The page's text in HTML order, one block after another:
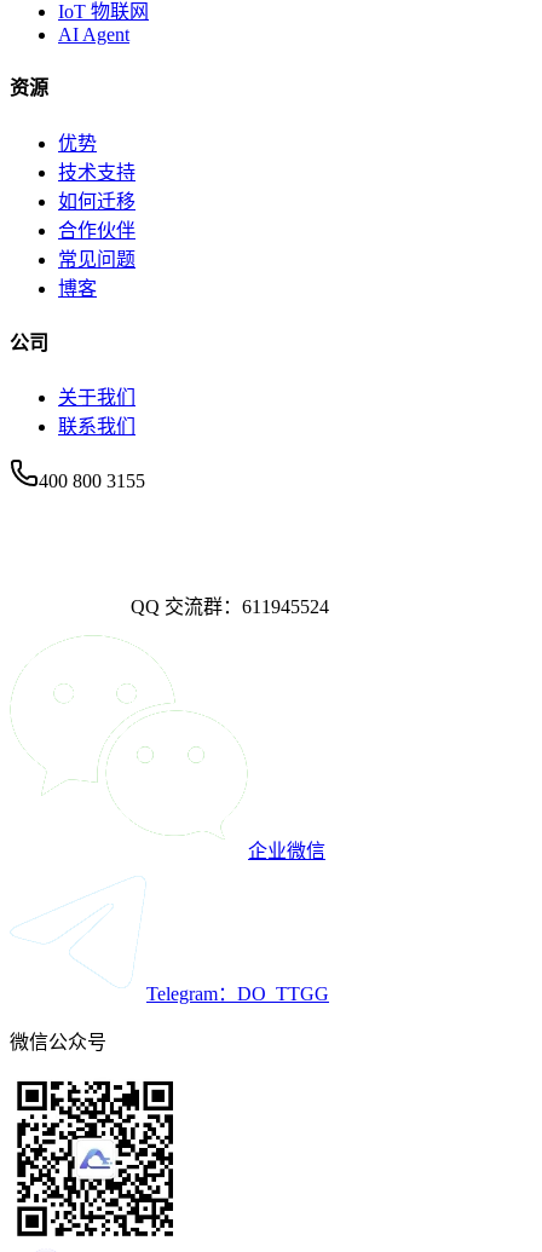
IoT 物联网
AI Agent
资源
优势
技术支持
如何迁移
合作伙伴
常见问题
博客
公司
关于我们
联系我们
400 800 3155
QQ 交流群：611945524
企业微信
Telegram：DO_TTGG
微信公众号